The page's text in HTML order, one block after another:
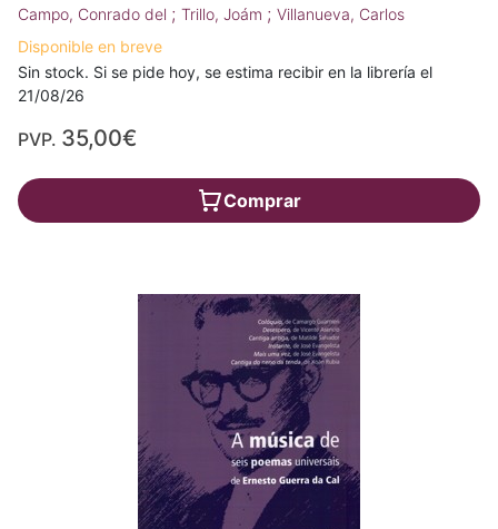
Campo, Conrado del ; Trillo, Joám ; Villanueva, Carlos
Disponible en breve
Sin stock. Si se pide hoy, se estima recibir en la librería el
21/08/26
PVP. 35,00€
Comprar